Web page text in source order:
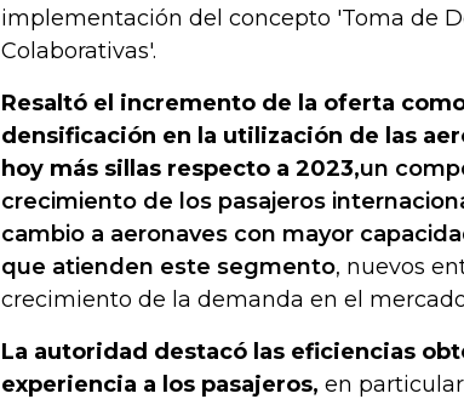
implementación del concepto 'Toma de
Colaborativas'.
Resaltó el incremento de la oferta
densificación en la utilización de las
hoy más sillas respecto a 2023,un
crecimiento de los pasajeros
cambio a aeronaves con mayor
que atienden este segmento, nuevos
crecimiento de la demanda en el
La autoridad destacó las eficiencias
experiencia a los pasajeros, en